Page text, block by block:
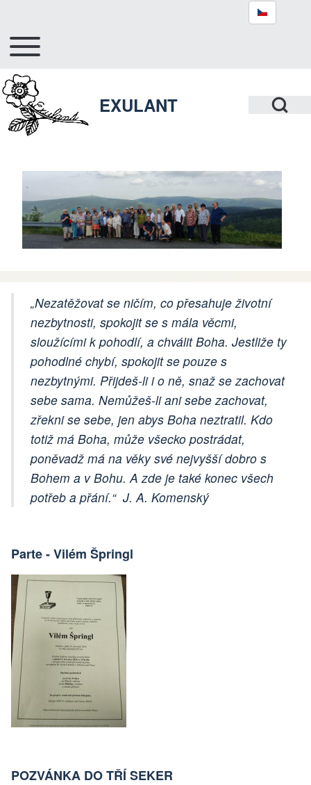
Close search
Hlavní navigace
Toggle main menu
Open Search
EXULANT
„Nezatěžovat se ničím, co přesahuje životní
nezbytnosti, spokojit se s mála věcmi,
sloužícími k pohodlí, a chválit Boha. Jestliže ty
pohodlné chybí, spokojit se pouze s
nezbytnými. Přijdeš-li i o ně, snaž se zachovat
sebe sama. Nemůžeš-li ani sebe zachovat,
zřekni se sebe, jen abys Boha neztratil. Kdo
totiž má Boha, může všecko postrádat,
poněvadž má na věky své nejvyšší dobro s
Bohem a v Bohu. A zde je také konec všech
potřeb a přání.“ J. A. Komenský
Parte - Vilém Špringl
POZVÁNKA DO TŘÍ SEKER